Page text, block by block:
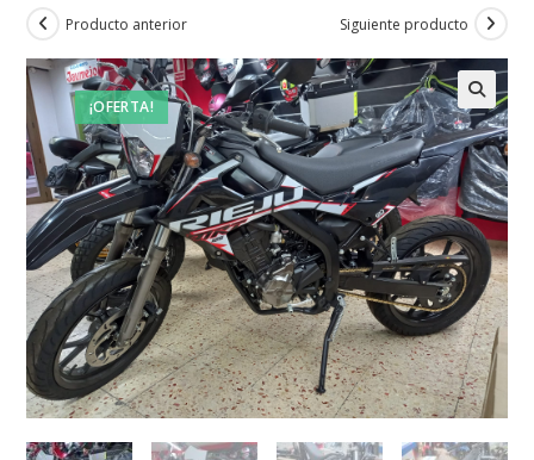
¡OFERTA!
Producto anterior Siguiente producto